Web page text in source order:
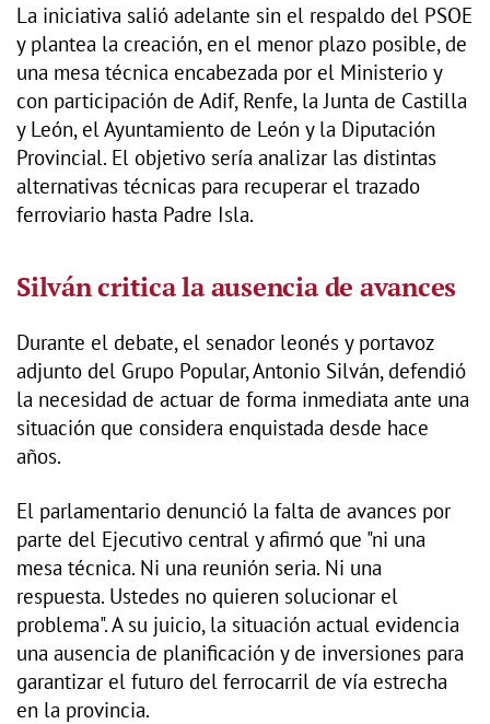
La iniciativa salió adelante sin el respaldo del PSOE
y plantea la creación, en el menor plazo posible, de
una mesa técnica encabezada por el Ministerio y
con participación de Adif, Renfe, la Junta de Castilla
y León, el Ayuntamiento de León y la Diputación
Provincial. El objetivo sería analizar las distintas
alternativas técnicas para recuperar el trazado
ferroviario hasta Padre Isla.
Silván critica la ausencia de avances
Durante el debate, el senador leonés y portavoz
adjunto del Grupo Popular, Antonio Silván, defendió
la necesidad de actuar de forma inmediata ante una
situación que considera enquistada desde hace
años.
El parlamentario denunció la falta de avances por
parte del Ejecutivo central y afirmó que "ni una
mesa técnica. Ni una reunión seria. Ni una
respuesta. Ustedes no quieren solucionar el
problema". A su juicio, la situación actual evidencia
una ausencia de planificación y de inversiones para
garantizar el futuro del ferrocarril de vía estrecha
en la provincia.